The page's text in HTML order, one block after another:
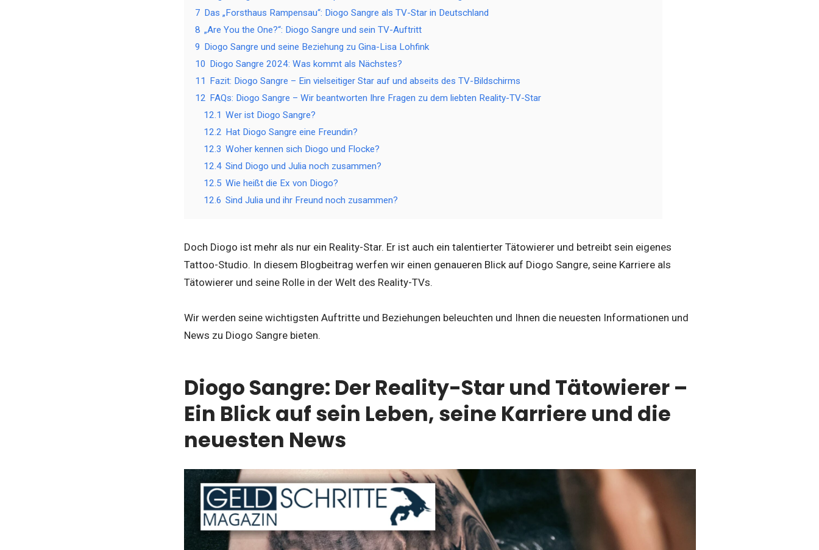
7 Das „Forsthaus Rampensau“: Diogo Sangre als TV-Star in Deutschland
8 „Are You the One?“: Diogo Sangre und sein TV-Auftritt
9
Diogo Sangre und seine Beziehung zu Gina-Lisa Lohfink
10
Diogo Sangre 2024: Was kommt als Nächstes?
11
Fazit: Diogo Sangre – Ein vielseitiger Star auf und abseits des TV-Bildschirms
12 FAQs: Diogo Sangre – Wir beantworten Ihre Fragen zu dem liebten Reality-TV-Star
12.1 Wer ist Diogo Sangre?
12.2 Hat Diogo Sangre eine Freundin?
12.3 Woher kennen sich Diogo und Flocke?
12.4 Sind Diogo und Julia noch zusammen?
12.5 Wie heißt die Ex von Diogo?
12.6 Sind Julia und ihr Freund noch zusammen?
Doch Diogo ist mehr als nur ein Reality-Star. Er ist auch ein talentierter Tätowierer und betreibt sein eigenes
Tattoo-Studio. In diesem Blogbeitrag werfen wir einen genaueren Blick auf Diogo Sangre, seine Karriere als
Tätowierer und seine Rolle in der Welt des Reality-TVs.
Wir werden seine wichtigsten Auftritte und Beziehungen beleuchten und Ihnen die neuesten Informationen und
News zu Diogo Sangre bieten.
Diogo Sangre: Der Reality-Star und Tätowierer –
Ein Blick auf sein Leben, seine Karriere und die
neuesten News